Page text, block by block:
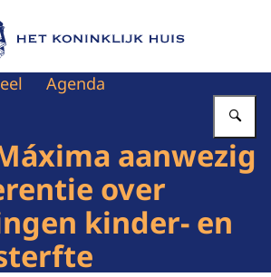
homepage van Het Koninklijk Huis
Agenda
aanwezig
over
kinder- en